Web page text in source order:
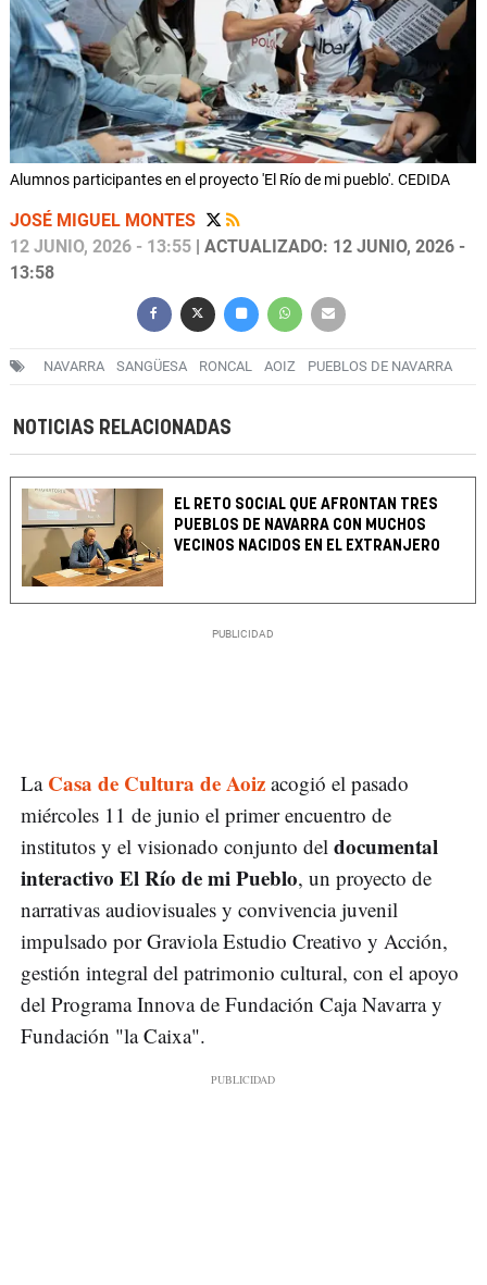
Alumnos participantes en el proyecto 'El Río de mi pueblo'. CEDIDA
JOSÉ MIGUEL MONTES
12 JUNIO, 2026 - 13:55 | ACTUALIZADO: 12 JUNIO, 2026 -
13:58
NAVARRA SANGÜESA RONCAL AOIZ PUEBLOS DE NAVARRA
NOTICIAS RELACIONADAS
EL RETO SOCIAL QUE AFRONTAN TRES
PUEBLOS DE NAVARRA CON MUCHOS
VECINOS NACIDOS EN EL EXTRANJERO
La Casa de Cultura de Aoiz acogió el pasado
miércoles 11 de junio el primer encuentro de
institutos y el visionado conjunto del documental
interactivo El Río de mi Pueblo, un proyecto de
narrativas audiovisuales y convivencia juvenil
impulsado por Graviola Estudio Creativo y Acción,
gestión integral del patrimonio cultural, con el apoyo
del Programa Innova de Fundación Caja Navarra y
Fundación "la Caixa".